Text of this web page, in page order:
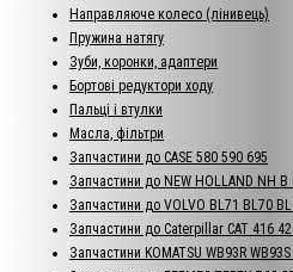
Направляюче колесо (лінивець)
Пружина натягу
Зуби, коронки, адаптери
Бортові редуктори ходу
Пальці і втулки
Масла, фільтри
Запчастини до CASE 580 590 695
Запчастини до NEW HOLLAND NH B
Запчастини до VOLVO BL71 BL70
Запчастини до Caterpillar CAT 416
Запчастини KOMATSU WB93R